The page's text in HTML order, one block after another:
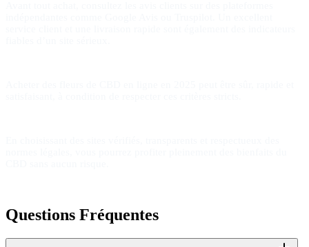
Questions Fréquentes